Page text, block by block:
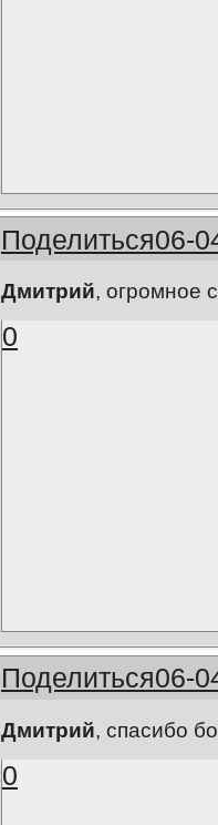
Поделиться06-
Дмитрий, огромное
0
Поделиться06-
Дмитрий, спасибо
0